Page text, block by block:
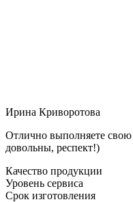
Ирина Криворотова
Отлично выполняете свою
довольны, респект!)
Качество продукции
Уровень сервиса
Срок изготовления